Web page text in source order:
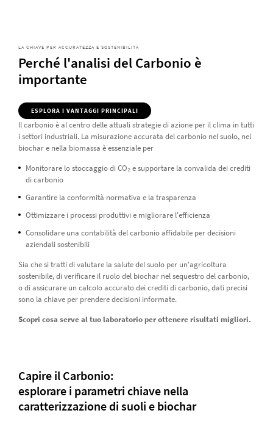
LA CHIAVE PER ACCURATEZZA E SOSTENIBILITÀ
Perché l'analisi del Carbonio è
importante
ESPLORA I VANTAGGI PRINCIPALI
Il carbonio è al centro delle attuali strategie di azione per il clima in tutti
i settori industriali. La misurazione accurata del carbonio nel suolo, nel
biochar e nella biomassa è essenziale per
Monitorare lo stoccaggio di CO₂ e supportare la convalida dei crediti
di carbonio
Garantire la conformità normativa e la trasparenza
Ottimizzare i processi produttivi e migliorare l'efficienza
Consolidare una contabilità del carbonio affidabile per decisioni
aziendali sostenibili
Sia che si tratti di valutare la salute del suolo per un'agricoltura
sostenibile, di verificare il ruolo del biochar nel sequestro del carbonio,
o di assicurare un calcolo accurato dei crediti di carbonio, dati precisi
sono la chiave per prendere decisioni informate.
Scopri cosa serve al tuo laboratorio per ottenere risultati migliori.
Capire il Carbonio:
esplorare i parametri chiave nella
caratterizzazione di suoli e biochar